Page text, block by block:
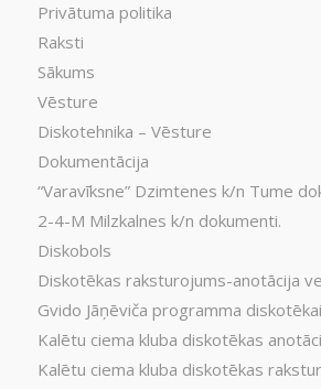
Privātuma politika
Raksti
Sākums
Vēsture
Diskotehnika – Vēsture
Dokumentācija
“Varavīksne” Dzimtenes k/n Tume
2-4-M Milzkalnes k/n dokumenti.
Diskobols
Diskotēkas raksturojums-anotācija
Gvido Jāņēviča programma diskotēkai
Kalētu ciema kluba diskotēkas
Kalētu ciema kluba diskotēkas